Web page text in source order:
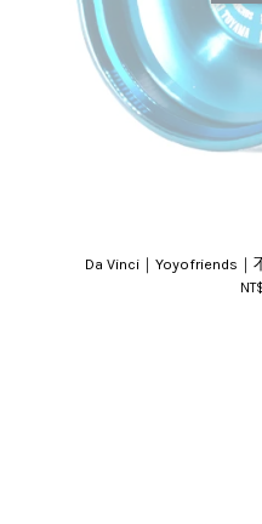
Da Vinci｜Yoyofriends